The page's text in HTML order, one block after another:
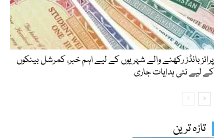
تازہ ترین
پرائز بانڈز رکھنے والے شہریوں کے لیے اہم خبر، کمرشل بینکوں
کے لیے نئی ہدایات جاری